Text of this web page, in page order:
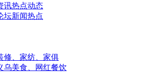
讯热点动态
坛新闻热点
修、家纺、家俱
乌美食、网红餐饮